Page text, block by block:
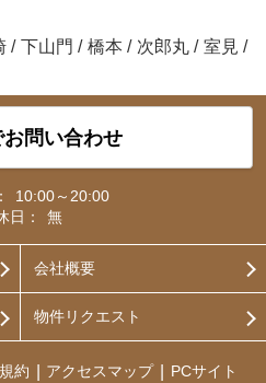
/ 下山門 / 橋本 / 次郎丸 / 室見 /
お問い合わせ
10:00～20:00
日：
無
会社概要
物件リクエスト
約 アクセスマップ PCサイト